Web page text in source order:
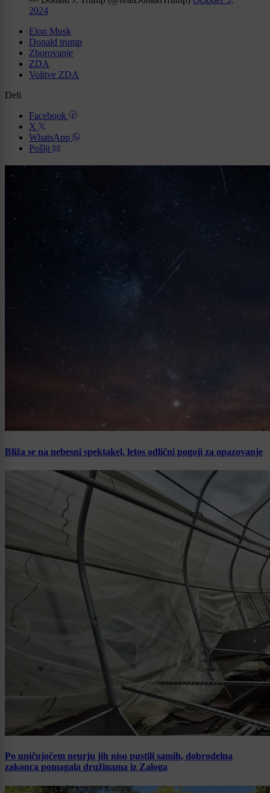
2024
Elon Musk
Donald trump
Zborovanje
ZDA
Volitve ZDA
Deli
Facebook
X
WhatsApp
Pošlji
Bliža se na nebesni spektakel, letos odlični pogoji za opazovanje
Po uničujočem neurju jih niso pustili samih, dobrodelna
zakonca pomagala družinama iz Zaloga